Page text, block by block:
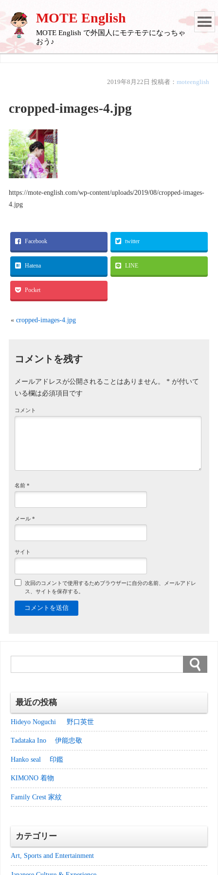
MOTE English
MOTE English で外国人にモテモテになっちゃ
おう♪
2019年8月22日 投稿者：moteenglish
cropped-images-4.jpg
https://mote-english.com/wp-content/uploads/2019/08/cropped-images-
4.jpg
Facebook twitter
Hatena LINE
Pocket
«cropped-images-4.jpg
コメントを残す
メールアドレスが公開されることはありません。 * が付いて
いる欄は必須項目です
コメント
名前*
メール*
サイト
次回のコメントで使用するためブラウザーに自分の名前、メールアドレ
ス、サイトを保存する。
最近の投稿
Hideyo Noguchi 野口英世
Tadataka Ino 伊能忠敬
Hanko seal 印鑑
KIMONO 着物
Family Crest 家紋
カテゴリー
Art, Sports and Entertainment